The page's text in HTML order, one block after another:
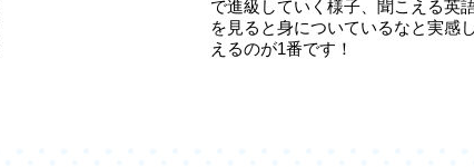
で進級していく様子、聞こえる英
を見ると身についているなと実感
えるのが1番です！